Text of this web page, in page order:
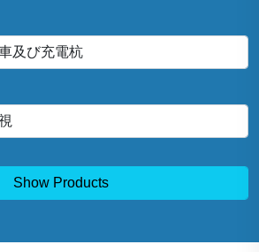
Show Products